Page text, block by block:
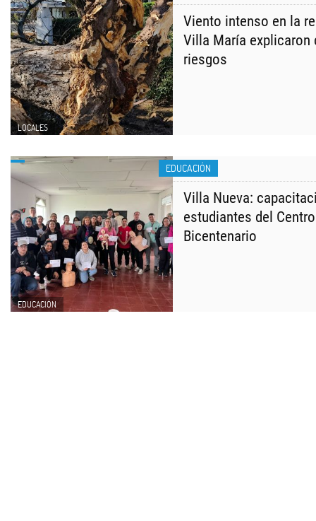
LOCALES
Viento intenso en la
Villa María explicaron
riesgos
EDUCACIÓN
EDUCACIÓN
Villa Nueva:
estudiantes del
Bicentenario